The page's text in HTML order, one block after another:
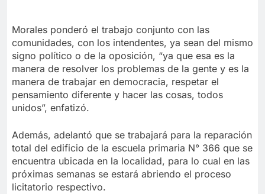
Morales ponderó el trabajo conjunto con las
comunidades, con los intendentes, ya sean del mismo
signo político o de la oposición, “ya que esa es la
manera de resolver los problemas de la gente y es la
manera de trabajar en democracia, respetar el
pensamiento diferente y hacer las cosas, todos
unidos”, enfatizó.
Además, adelantó que se trabajará para la reparación
total del edificio de la escuela primaria N° 366 que se
encuentra ubicada en la localidad, para lo cual en las
próximas semanas se estará abriendo el proceso
licitatorio respectivo.